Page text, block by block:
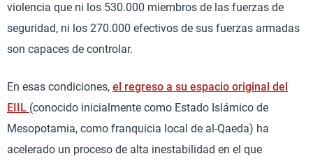
violencia que ni los 530.000 miembros de las fuerzas de
seguridad, ni los 270.000 efectivos de sus fuerzas armadas
son capaces de controlar.
En esas condiciones, el regreso a su espacio original del
EIIL (conocido inicialmente como Estado Islámico de
Mesopotamia, como franquicia local de al-Qaeda) ha
acelerado un proceso de alta inestabilidad en el que